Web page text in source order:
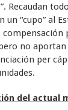
Recaudan
“cupo” al
no aportan
per
del actual